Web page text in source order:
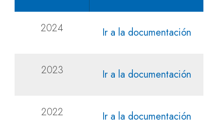
2024 Ir a la documentación
2023 Ir a la documentación
2022 Ir a la documentación